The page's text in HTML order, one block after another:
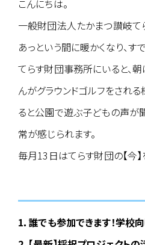
こんにちは。
一般財団法人たかまつ讃岐て
あっという間に暖かくなり、
てらす財団事務所にいると、
んがグラウンドゴルフをされ
ると公園で遊ぶ子どもの声が
常が感じられます。
毎月13日はてらす財団の【今】
1．誰でも参加できます！学